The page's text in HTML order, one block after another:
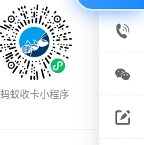
蚂蚁收卡小程序

客服
电话

关注
微信
